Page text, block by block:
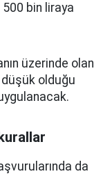
bin liraya
üzerinde olan
olduğu
da